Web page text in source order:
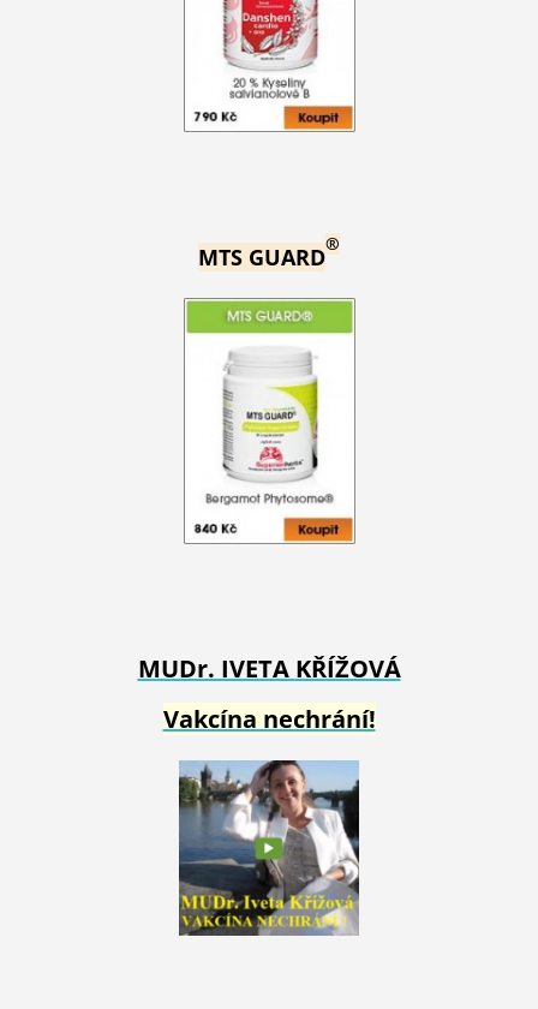
MTS GUARD®
MUDr. IVETA KŘÍŽOVÁ
Vakcína nechrání!